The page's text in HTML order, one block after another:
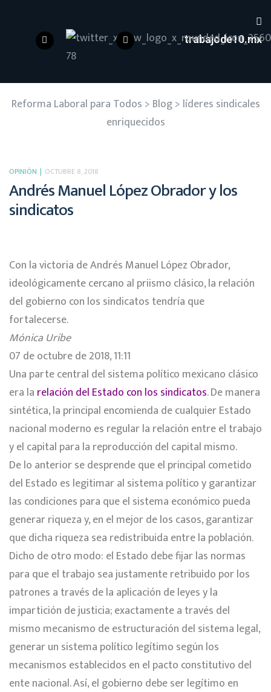
trabajode10.mx
Reforma Laboral para Todos > Blog> líderes sindicales
enriquecidos
OPINIÓN OCTUBRE 8, 2018
Andrés Manuel López Obrador y los
sindicatos
Con la victoria de Andrés Manuel López Obrador,
ideológicamente cercano al priismo clásico, la relación
del gobierno con los sindicatos tendría que
fortalecerse.
Mónica Uribe
07 de octubre de 2018, 11:11
Una parte central del sistema político mexicano clásico
era la relación del Estado con los sindicatos. De manera
sintética, la principal encomienda de cualquier Estado
nacional moderno es regular la relación entre el trabajo
y el capital para la reproducción del capital mismo.
De lo anterior se desprende que el principal cometido
del Estado es legitimar al sistema político y garantizar
las condiciones para que el sistema económico pueda
generar riqueza y, en el mejor de los casos, garantizar
que dicha riqueza sea redistribuida entre la población.
Dicho de otro modo: el Estado debe fijar las normas
para que el trabajo sea justamente retribuido por los
patrones a través de la aplicación de leyes y la
impartición de justicia; exactamente a través del
mismo mecanismo de estructuración del sistema legal,
generar un sistema político legítimo según los
mecanismos establecidos en el pacto constitutivo del
ente nacional. Así, el gobierno debe ser legítimo en